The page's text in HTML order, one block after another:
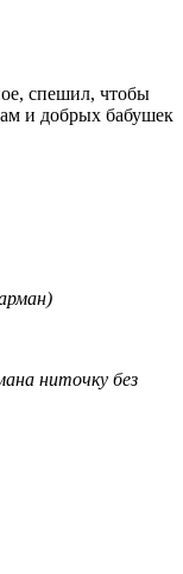
спешил, чтобы
и добрых бабушек
ниточку без